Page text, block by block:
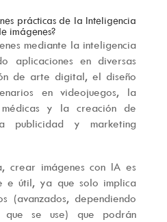
prácticas de la Inteligencia
imágenes?
mediante la inteligencia
aplicaciones en diversas
de arte digital, el diseño
en videojuegos, la
médicas y la creación de
publicidad y marketing
crear imágenes con IA es
e útil, ya que solo implica
(avanzados, dependiendo
se use) que podrán